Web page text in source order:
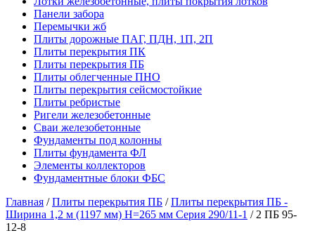
Панели забора
Перемычки жб
Плиты дорожные ПАГ, ПДН, 1П, 2П
Плиты перекрытия ПК
Плиты перекрытия ПБ
Плиты облегченные ПНО
Плиты перекрытия сейсмостойкие
Плиты ребристые
Ригели железобетонные
Сваи железобетонные
Фундаменты под колонны
Плиты фундамента ФЛ
Элементы коллекторов
Фундаментные блоки ФБС
Главная /Плиты перекрытия ПБ /Плиты перекрытия ПБ -
Ширина 1,2 м (1197 мм) H=265 мм Серия 290/11-1 / 2 ПБ 95-
12-8